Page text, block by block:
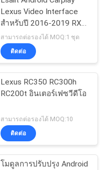
Lexus Video Interface
สําหรับปี 2016-2019 RX
350 RX450h RX200t
RX350L RX450L RX300
RX350
สามารถต่อรองได้ MOQ:1 ชุด
ติดต่อ
Lexus RC350 RC300h
RC200t อินเตอร์เฟซวีดีโอ
สามารถต่อรองได้ MOQ:10
ติดต่อ
โมดูลการปรับปรุง Android